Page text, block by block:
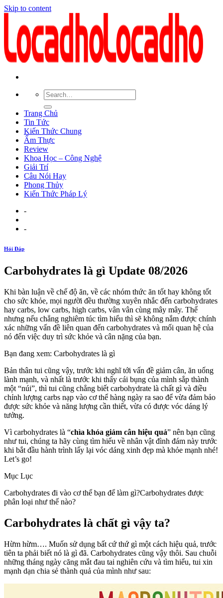
Skip to content
Trang Chủ
Tin Tức
Kiến Thức Chung
Ẩm Thực
Review
Khoa Học – Công Nghệ
Giải Trí
Câu Nói Hay
Phong Thủy
Kiến Thức Pháp Lý
-
-
Hỏi Đáp
Carbohydrates là gì Update 08/2026
Khi bàn luận về chế độ ăn, về các nhóm thức ăn tốt hay không tốt
cho sức khỏe, mọi người đều thường xuyên nhắc đến carbohydrates
hay carbs, low carbs, high carbs, vân vân cùng mây mây. Thế
nhưng nếu chẳng nghiêm túc tìm hiểu thì sẽ không nắm được chính
xác những vấn đề liên quan đến carbohydrates và mối quan hệ của
nó đến việc duy trì sức khỏe và cân nặng của bạn.
Bạn đang xem: Carbohydrates là gì
Bản thân tui cũng vậy, trước khi nghĩ tới vấn đề giảm cân, ăn uống
lành mạnh, và nhất là trước khi thấy cái bụng của mình sắp thành
một “núi”, thì tui cũng chẳng biết carbohydrate là chất gì và điều
chỉnh lượng carbs nạp vào cơ thể hàng ngày ra sao để vừa đảm bảo
được sức khỏe và năng lượng cần thiết, vừa có được vóc dáng lý
tưởng.
Vì carbohydrates là “chìa khóa giảm cân hiệu quả” nên bạn cũng
như tui, chúng ta hãy cùng tìm hiểu về nhân vật đình đám này trước
khi bắt đầu hành trình lấy lại vóc dáng xinh đẹp mà khỏe mạnh nhé!
Let’s go!
Mục Lục
Carbohydrates đi vào cơ thể bạn để làm gì?Carbohydrates được
phân loại như thế nào?
Carbohydrates là chất gì vậy ta?
Hừm hừm…. Muốn sử dụng bất cứ thứ gì một cách hiệu quả, trước
tiên ta phải biết nó là gì đã. Carbohydrates cũng vậy thôi. Sau chuỗi
những tháng ngày căng mắt đau tai nghiên cứu và tìm hiểu, tui xin
mạnh dạn chia sẻ thành quả của mình như sau: